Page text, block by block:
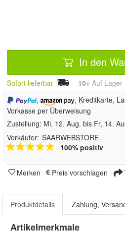
In den
Sofort lieferbar 10+ Auf Lager
,
, Kreditkarte,
Vorkasse per Überweisung
Zustellung: Mi, 12. Aug. bis Fr, 14.
Verkäufer: SAARWEBSTORE
100% positiv
Merken Preis vorschlagen
Produktdetails Zahlung,
Artikelmerkmale